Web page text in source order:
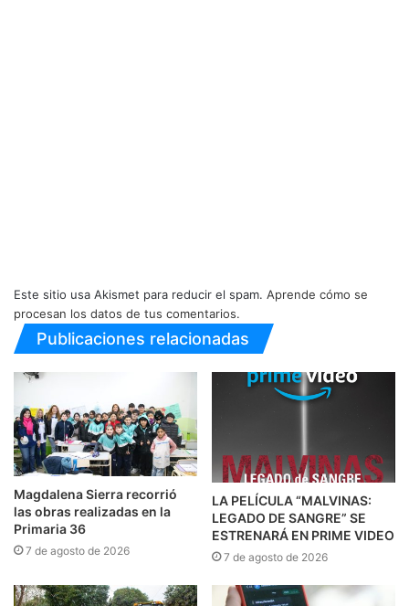
Este sitio usa Akismet para reducir el spam. Aprende cómo se
procesan los datos de tus comentarios.
Publicaciones relacionadas
Magdalena Sierra recorrió
las obras realizadas en la
Primaria 36
7 de agosto de 2026
LA PELÍCULA “MALVINAS:
LEGADO DE SANGRE” SE
ESTRENARÁ EN PRIME VIDEO
7 de agosto de 2026